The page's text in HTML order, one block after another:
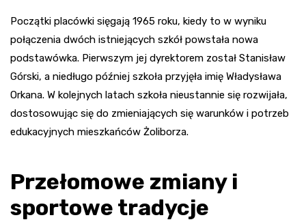
Początki placówki sięgają 1965 roku, kiedy to w wyniku
połączenia dwóch istniejących szkół powstała nowa
podstawówka. Pierwszym jej dyrektorem został Stanisław
Górski, a niedługo później szkoła przyjęła imię Władysława
Orkana. W kolejnych latach szkoła nieustannie się rozwijała,
dostosowując się do zmieniających się warunków i potrzeb
edukacyjnych mieszkańców Żoliborza.
Przełomowe zmiany i
sportowe tradycje